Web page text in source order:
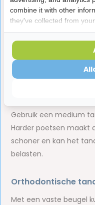
zorgvuldig te poetsen
tandvlees en
Medium
Medium tandenborstels
borstelharen. Ze
een steviger
Gebruik een medium
Harder poetsen maakt
schoner en kan het
belasten.
Orthodontische
Met een vaste beugel
combine it with other
they've collected from